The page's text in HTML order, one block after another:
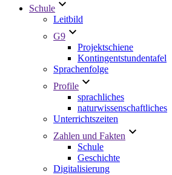
Schule
Leitbild
G9
Projektschiene
Kontingentstundentafel
Sprachenfolge
Profile
sprachliches
naturwissenschaftliches
Unterrichtszeiten
Zahlen und Fakten
Schule
Geschichte
Digitalisierung